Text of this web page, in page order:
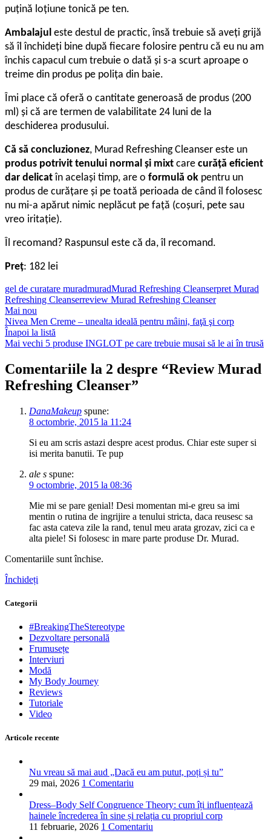
puţină loţiune tonică pe ten.
Ambalajul este destul de practic, însă trebuie să aveţi grijă
să îl închideţi bine după fiecare folosire pentru că eu nu am
închis capacul cum trebuie o dată şi s-a scurt aproape o
treime din produs pe poliţa din baie.
Îmi place că oferă o cantitate generoasă de produs (200
ml) şi că are termen de valabilitate 24 luni de la
deschiderea produsului.
Că să concluzionez, Murad Refreshing Cleanser este un
produs potrivit tenului normal şi mixt care curăţă eficient
dar delicatîn acelaşi timp, are o formulă ok pentru un
produs de curăţare şi pe toată perioada de când îl folosesc
nu mi-a apărut nimic neplăcut pe faţă (coşuri, pete sau
vreo iritaţie).
Îl recomand? Raspunsul este că da, îl recomand.
Preţ: 182 lei
gel de curatare muradmuradMurad Refreshing Cleanserpret Murad
Refreshing Cleanserreview Murad Refreshing Cleanser
Mai nou
Nivea Men Creme – unealta ideală pentru mâini, faţă şi corp
Înapoi la listă
Mai vechi 5 produse INGLOT pe care trebuie musai să le ai în trusă
Comentariile la 2 despre “Review Murad
Refreshing Cleanser”
DanaMakeup spune:
8 octombrie, 2015 la 11:24
Si eu am scris astazi despre acest produs. Chiar este super si
isi merita banutii. Te pup
ale s spune:
9 octombrie, 2015 la 08:36
Mie mi se pare genial! Desi momentan mi-e greu sa imi
mentin o rutina de ingrijire a tenului stricta, daca reusesc sa
fac asta cateva zile la rand, tenul meu arata grozav, zici ca e
alta piele! Si folosesc in mare parte produse Dr. Murad.
Comentariile sunt închise.
Închideți
Categorii
#BreakingTheStereotype
Dezvoltare personală
Frumusețe
Interviuri
Modă
My Body Journey
Reviews
Tutoriale
Video
Articole recente
Nu vreau să mai aud „Dacă eu am putut, poți și tu”
29 mai, 2026 1 Comentariu
Dress–Body Self Congruence Theory: cum îți influențează
hainele încrederea în sine și relația cu propriul corp
11 februarie, 2026 1 Comentariu